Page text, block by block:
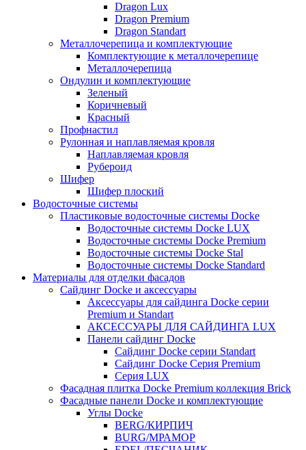
Dragon Lux
Dragon Premium
Dragon Standart
Металлочерепица и комплектующие
Комплектующие к металлочерепице
Металлочерепица
Ондулин и комплектующие
Зеленый
Коричневый
Красный
Профнастил
Рулонная и наплавляемая кровля
Наплавляемая кровля
Рубероид
Шифер
Шифер плоский
Водосточные системы
Пластиковые водосточные системы Docke
Водосточные системы Docke LUX
Водосточные системы Docke Premium
Водосточные системы Docke Stal
Водосточные системы Docke Standard
Материалы для отделки фасадов
Сайдинг Docke и аксессуары
Аксессуары для сайдинга Docke серии
Premium и Standart
АКСЕССУАРЫ ДЛЯ САЙДИНГА LUX
Панели сайдинг Docke
Cайдинг Docke серии Standart
Сайдинг Docke Серия Premium
Серия LUX
Фасадная плитка Docke Premium коллекция Brick
Фасадные панели Docke и комплектующие
Углы Docke
BERG/КИРПИЧ
BURG/МРАМОР